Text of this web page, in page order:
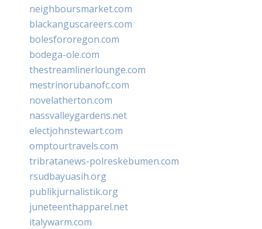
neighboursmarket.com
blackanguscareers.com
bolesfororegon.com
bodega-ole.com
thestreamlinerlounge.com
mestrinorubanofc.com
novelatherton.com
nassvalleygardens.net
electjohnstewart.com
omptourtravels.com
tribratanews-polreskebumen.com
rsudbayuasih.org
publikjurnalistik.org
juneteenthapparel.net
italywarm.com